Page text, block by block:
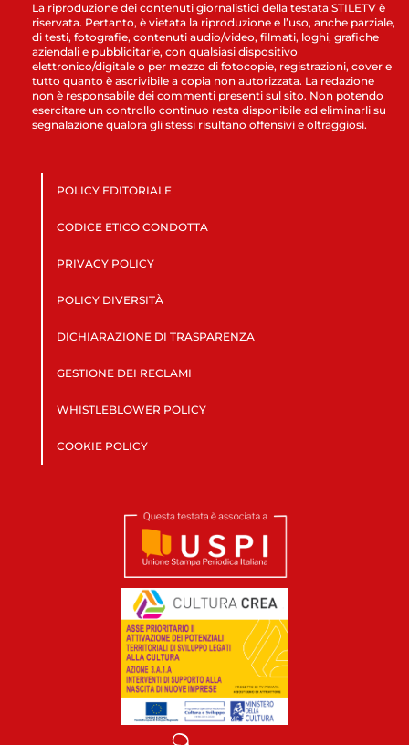
La riproduzione dei contenuti giornalistici della testata STILETV è
riservata. Pertanto, è vietata la riproduzione e l’uso, anche parziale,
di testi, fotografie, contenuti audio/video, filmati, loghi, grafiche
aziendali e pubblicitarie, con qualsiasi dispositivo
elettronico/digitale o per mezzo di fotocopie, registrazioni, cover e
tutto quanto è ascrivibile a copia non autorizzata. La redazione
non è responsabile dei commenti presenti sul sito. Non potendo
esercitare un controllo continuo resta disponibile ad eliminarli su
segnalazione qualora gli stessi risultano offensivi e oltraggiosi.
POLICY EDITORIALE
CODICE ETICO CONDOTTA
PRIVACY POLICY
POLICY DIVERSITÀ
DICHIARAZIONE DI TRASPARENZA
GESTIONE DEI RECLAMI
WHISTLEBLOWER POLICY
COOKIE POLICY